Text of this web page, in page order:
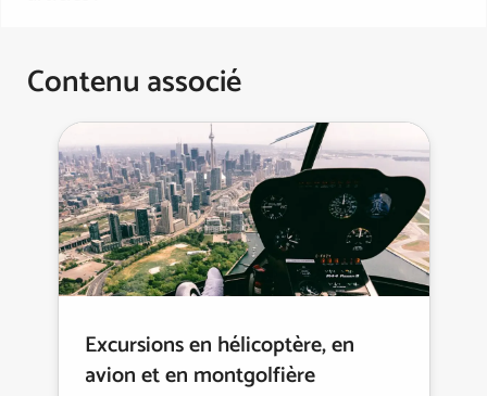
Contenu associé
Excursions en hélicoptère, en
avion et en montgolfière